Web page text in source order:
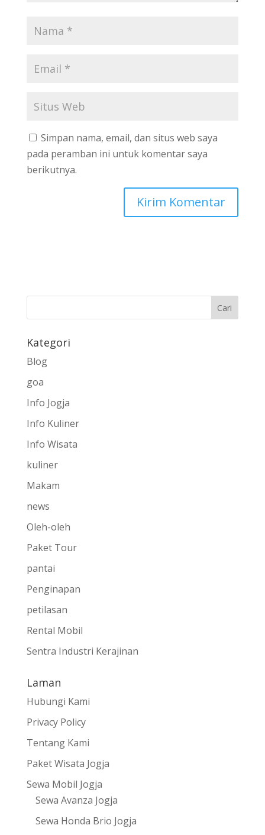
Simpan nama, email, dan situs web saya
pada peramban ini untuk komentar saya
berikutnya.
Kategori
Blog
goa
Info Jogja
Info Kuliner
Info Wisata
kuliner
Makam
news
Oleh-oleh
Paket Tour
pantai
Penginapan
petilasan
Rental Mobil
Sentra Industri Kerajinan
Laman
Hubungi Kami
Privacy Policy
Tentang Kami
Paket Wisata Jogja
Sewa Mobil Jogja
Sewa Avanza Jogja
Sewa Honda Brio Jogja